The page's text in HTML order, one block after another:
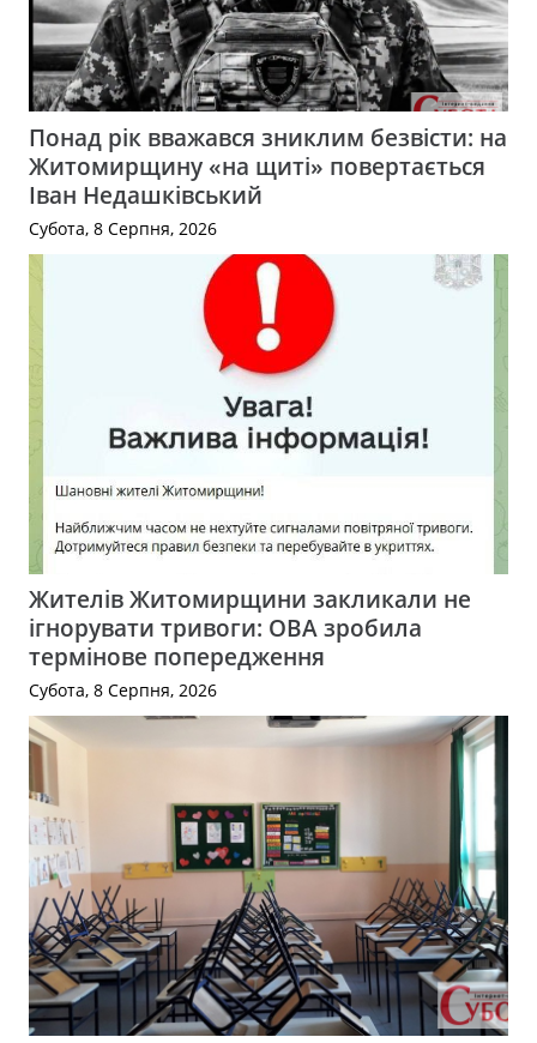
Понад рік вважався зниклим безвісти: на
Житомирщину «на щиті» повертається
Іван Недашківський
Субота, 8 Серпня, 2026
Жителів Житомирщини закликали не
ігнорувати тривоги: ОВА зробила
термінове попередження
Субота, 8 Серпня, 2026